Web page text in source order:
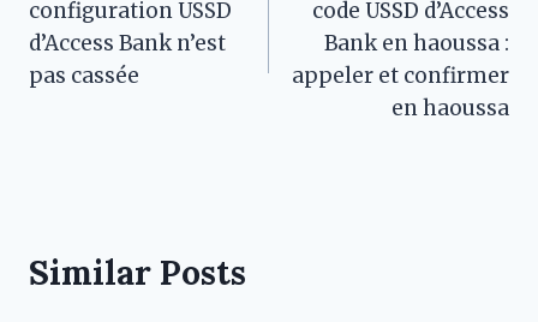
configuration USSD
d’Access Bank n’est
pas cassée
code USSD d’Access
Bank en haoussa :
appeler et confirmer
en haoussa
Similar Posts